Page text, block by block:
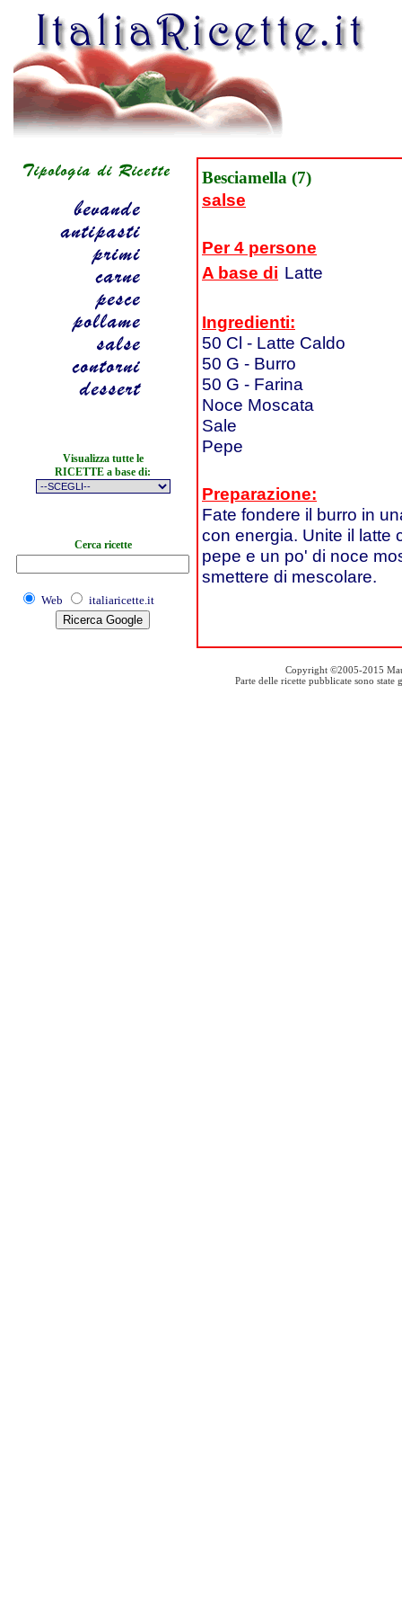
Visualizza tutte le
RICETTE a base di:
Cerca ricette
Web italiaricette.it
Besciamella (7)
salse
Per 4 persone
A base di Latte
Ingredienti:
50 Cl - Latte Caldo
50 G - Burro
50 G - Farina
Noce Moscata
Sale
Pepe
Preparazione:
Fate fondere il burro in
con energia. Unite il latte
pepe e un po' di noce
smettere di mescolare.
Copyright ©2005-2015
Parte delle ricette pubblicate sono state